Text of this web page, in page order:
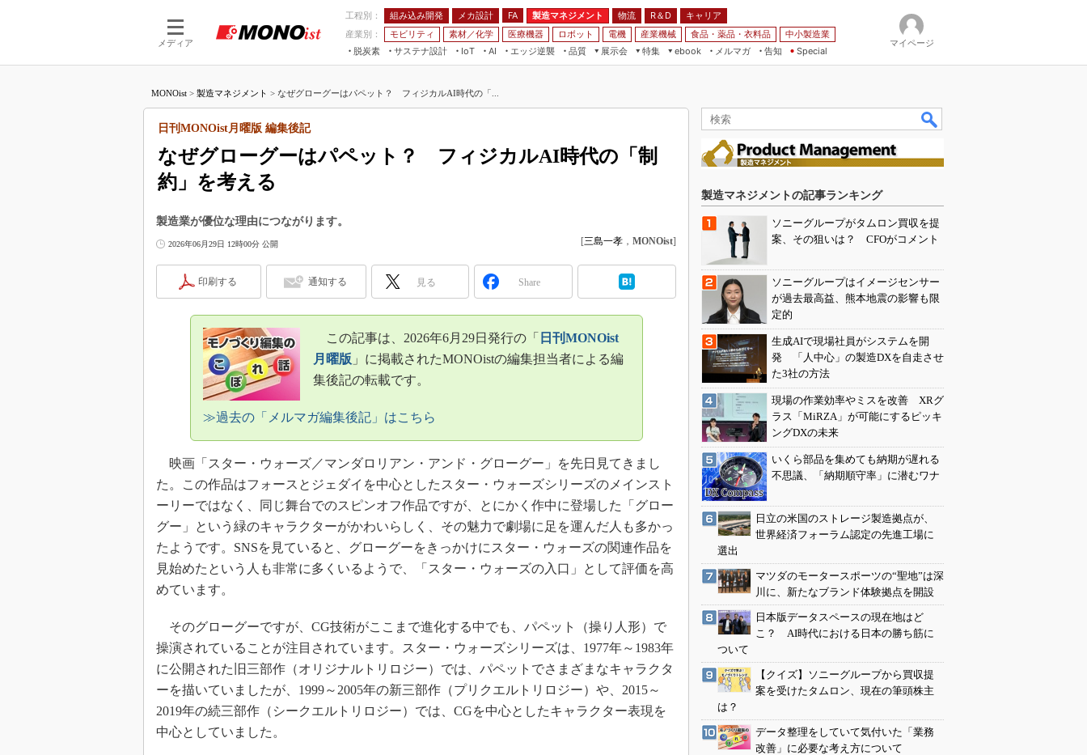
メディア
工程別： 組み込み開発 メカ設計 FA 製造マネジメント 物流 R＆D
キャリア
産業別：
モビリティ 素材／化学 医療機器 ロボット 電機 産業機械 食品・薬品・衣料品
中小製造業
脱炭素
サステナ設計
IoT
つながる工場
つながるサービス
AI
AI×設備保全
エッジ逆襲 品質
展示会
JIMTOF
IIFES
スマート工場EXPO
AUTOMOTIVE WORLD
特集
つながるクルマ
Windows Embedded
車載ソフト開発
ISO26262
無償設計ツール
3Dプリンタ
インダストリー4.0
イノベーション
製造業ビッグデータ
メイドインジャパン
植物工場
知財マネジメント
制御セキュリティ
新型コロナへの対応
ebook
メルマガ
告知 Special
マイページ
MONOist > 製造マネジメント > なぜグローグーはパペット？ フィジカルAI時代の「...
なぜグローグーはパペット？ フィジカルAI時代の「制
約」を考える
日刊MONOist月曜版 編集後記
製造業が優位な理由につながります。
2026年06月29日 12時00分 公開 [三島一孝 ， MONOist]
印刷する 通知する 見る Share
この記事は、2026年6月29日発行の「 日刊MONOist
月曜版 」に掲載されたMONOistの編集担当者による編
集後記の転載です。
≫過去の「メルマガ編集後記」はこちら
映画「スター・ウォーズ／マンダロリアン・アンド・グローグー」を先日見てきまし
た。この作品はフォースとジェダイを中心としたスター・ウォーズシリーズのメインスト
ーリーではなく、同じ舞台でのスピンオフ作品ですが、とにかく作中に登場した「グロー
グー」という緑のキャラクターがかわいらしく、その魅力で劇場に足を運んだ人も多かっ
たようです。SNSを見ていると、グローグーをきっかけにスター・ウォーズの関連作品を
見始めたという人も非常に多くいるようで、「スター・ウォーズの入口」として評価を高
めています。
そのグローグーですが、CG技術がここまで進化する中でも、パペット（操り人形）で
操演されていることが注目されています。スター・ウォーズシリーズは、1977年～1983年
に公開された旧三部作（オリジナルトリロジー）では、パペットでさまざまなキャラクタ
ーを描いていましたが、1999～2005年の新三部作（プリクエルトリロジー）や、2015～
2019年の続三部作（シークエルトリロジー）では、CGを中心としたキャラクター表現を
中心としていました。
製造マネジメントの記事ランキング
ソニーグループがタムロン買収を提
案、その狙いは？ CFOがコメント
ソニーグループはイメージセンサー
が過去最高益、熊本地震の影響も限
定的
生成AIで現場社員がシステムを開
発 「人中心」の製造DXを自走させ
た3社の方法
現場の作業効率やミスを改善 XRグ
ラス「MiRZA」が可能にするピッキ
ングDXの未来
いくら部品を集めても納期が遅れる
不思議、「納期順守率」に潜むワナ
日立の米国のストレージ製造拠点が、
世界経済フォーラム認定の先進工場に
選出
マツダのモータースポーツの“聖地”は深
川に、新たなブランド体験拠点を開設
日本版データスペースの現在地はど
こ？ AI時代における日本の勝ち筋に
ついて
【クイズ】ソニーグループから買収提
案を受けたタムロン、現在の筆頭株主
は？
データ整理をしていて気付いた「業務
改善」に必要な考え方について